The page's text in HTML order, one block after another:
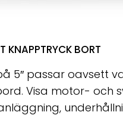
KNAPPTRYCK BORT
5″ passar oavsett
Visa motor- och